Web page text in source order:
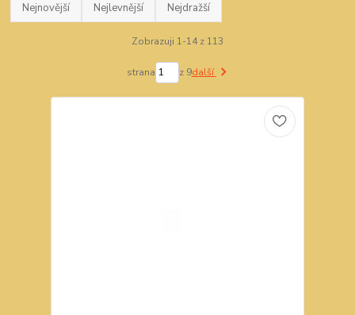
Nejnovější Nejlevnější Nejdražší
Zobrazuji 1-14 z 113
strana z 9další